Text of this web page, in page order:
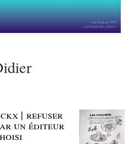
| refuser
un éditeur